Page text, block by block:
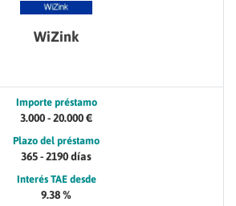
WiZink
Importe préstamo
3.000 - 20.000 €
Plazo del préstamo
365 - 2190 días
Interés TAE desde
9.38 %